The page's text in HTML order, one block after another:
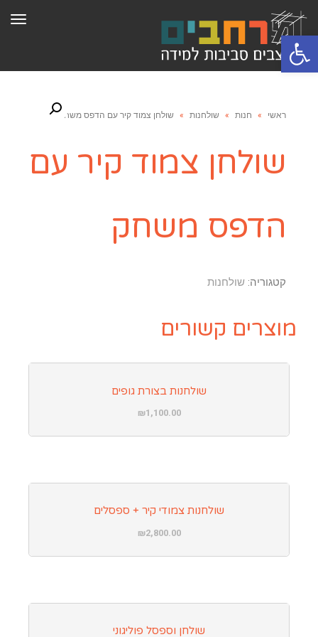
ראשי » חנות » שולחנות » שולחן צמוד קיר עם הדפס משחק
שולחן צמוד קיר עם
הדפס משחק
קטגוריה: שולחנות
מוצרים קשורים
שולחנות בצורת גופים
₪1,100.00
שולחנות צמודי קיר + ספסלים
₪2,800.00
שולחן וספסל פוליגוני
פתח סרגל נגישות